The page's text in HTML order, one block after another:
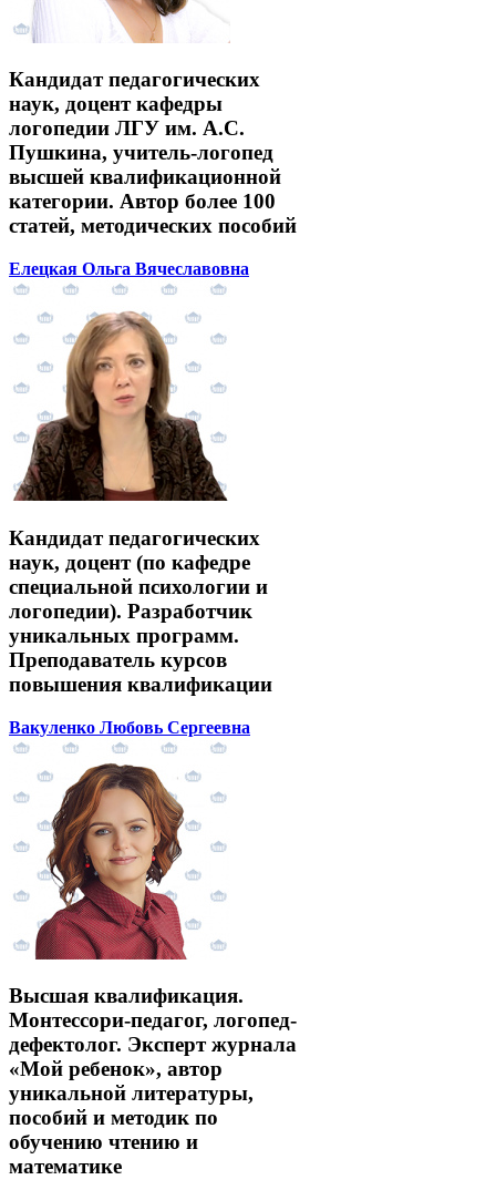
Кандидат педагогических
наук, доцент кафедры
логопедии ЛГУ им. А.С.
Пушкина, учитель-логопед
высшей квалификационной
категории. Автор более 100
статей, методических пособий
Елецкая Ольга Вячеславовна
Кандидат педагогических
наук, доцент (по кафедре
специальной психологии и
логопедии). Разработчик
уникальных программ.
Преподаватель курсов
повышения квалификации
Вакуленко Любовь Сергеевна
Высшая квалификация.
Монтессори-педагог, логопед-
дефектолог. Эксперт журнала
«Мой ребенок», автор
уникальной литературы,
пособий и методик по
обучению чтению и
математике